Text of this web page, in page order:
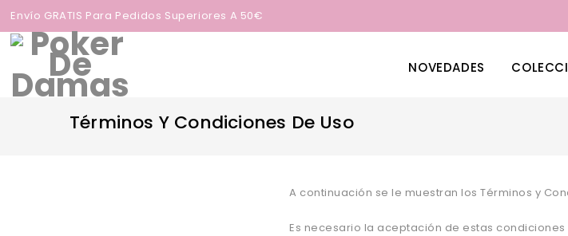
Envío GRATIS Para Pedidos Superiores A 50€
NOVEDADES
Términos Y Condiciones De Uso
A continuación se le muestran los Términos y
Es necesario la aceptación de estas